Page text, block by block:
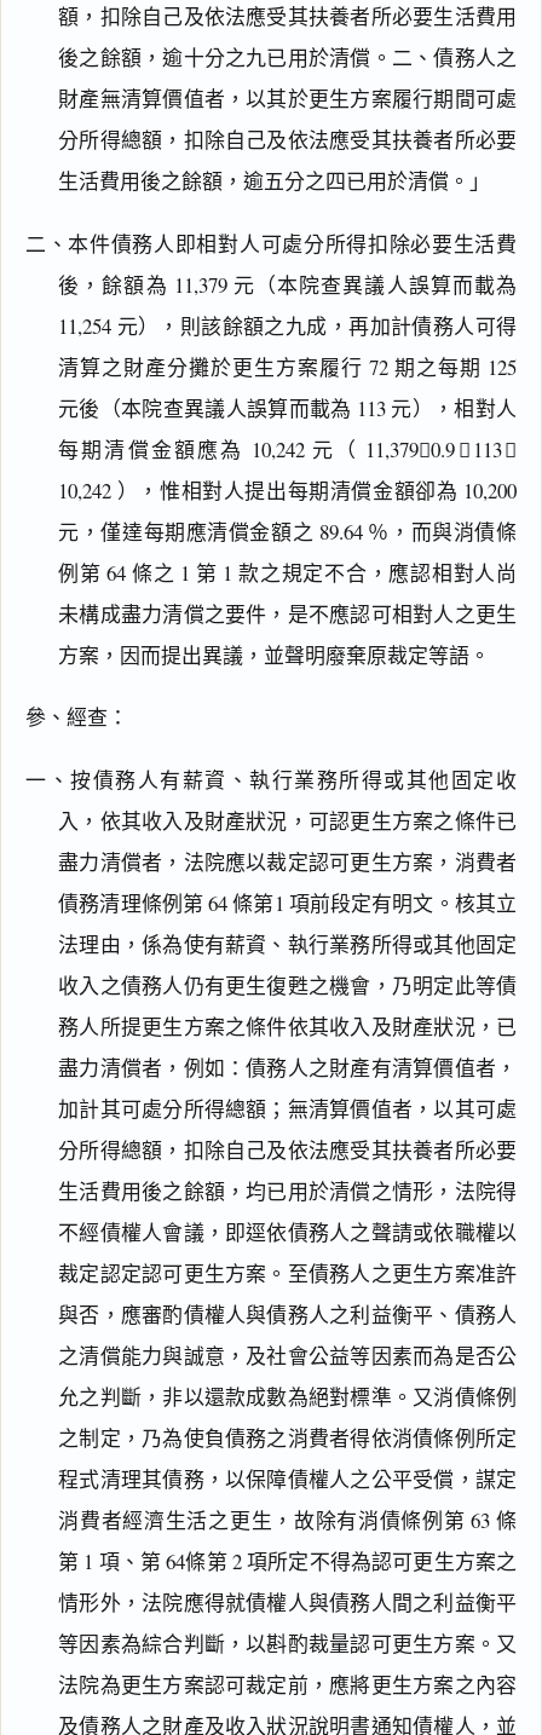
額，扣除自己及依法應受其扶養者所必要生活費用
後之餘額，逾十分之九已用於清償。二、債務人之
財產無清算價值者，以其於更生方案履行期間可處
分所得總額，扣除自己及依法應受其扶養者所必要
生活費用後之餘額，逾五分之四已用於清償。」
二、本件債務人即相對人可處分所得扣除必要生活費
後，餘額為 11,379 元（本院查異議人誤算而載為
11,254 元），則該餘額之九成，再加計債務人可得
清算之財產分攤於更生方案履行 72 期之每期 125
元後（本院查異議人誤算而載為 113 元），相對人
每期清償金額應為 10,242 元（ 11,3790.9＋113＝
10,242 ），惟相對人提出每期清償金額卻為 10,200
元，僅達每期應清償金額之 89.64 ％，而與消債條
例第 64 條之 1 第 1 款之規定不合，應認相對人尚
未構成盡力清償之要件，是不應認可相對人之更生
方案，因而提出異議，並聲明廢棄原裁定等語。
參、經查：
一、按債務人有薪資、執行業務所得或其他固定收
入，依其收入及財產狀況，可認更生方案之條件已
盡力清償者，法院應以裁定認可更生方案，消費者
債務清理條例第 64 條第1 項前段定有明文。核其立
法理由，係為使有薪資、執行業務所得或其他固定
收入之債務人仍有更生復甦之機會，乃明定此等債
務人所提更生方案之條件依其收入及財產狀況，已
盡力清償者，例如：債務人之財產有清算價值者，
加計其可處分所得總額；無清算價值者，以其可處
分所得總額，扣除自己及依法應受其扶養者所必要
生活費用後之餘額，均已用於清償之情形，法院得
不經債權人會議，即逕依債務人之聲請或依職權以
裁定認定認可更生方案。至債務人之更生方案准許
與否，應審酌債權人與債務人之利益衡平、債務人
之清償能力與誠意，及社會公益等因素而為是否公
允之判斷，非以還款成數為絕對標準。又消債條例
之制定，乃為使負債務之消費者得依消債條例所定
程式清理其債務，以保障債權人之公平受償，謀定
消費者經濟生活之更生，故除有消債條例第 63 條
第 1 項、第 64條第 2 項所定不得為認可更生方案之
情形外，法院應得就債權人與債務人間之利益衡平
等因素為綜合判斷，以斟酌裁量認可更生方案。又
法院為更生方案認可裁定前，應將更生方案之內容
及債務人之財產及收入狀況說明書通知債權人，並